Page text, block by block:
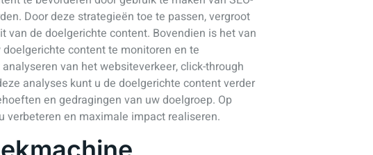
Door deze strategieën toe te passen, vergroot
de doelgerichte content. Bovendien is het van
content te monitoren en te
van het websiteverkeer, click-through
analyses kunt u de doelgerichte content verder
en gedragingen van uw doelgroep. Op
en maximale impact realiseren.